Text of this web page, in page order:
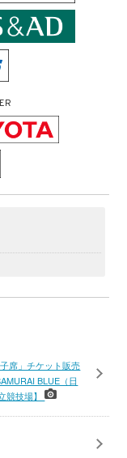
席」チケット販売
BLUE（日
競技場】